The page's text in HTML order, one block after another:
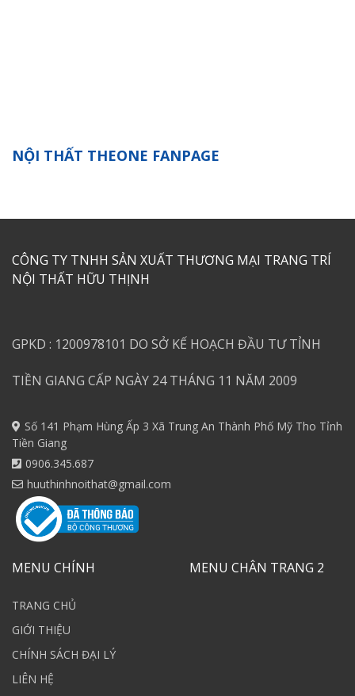
NỘI THẤT THEONE FANPAGE
CÔNG TY TNHH SẢN XUẤT THƯƠNG MẠI TRANG TRÍ
NỘI THẤT HỮU THỊNH
GPKD : 1200978101 DO SỞ KẾ HOẠCH ĐẦU TƯ TỈNH
TIỀN GIANG CẤP NGÀY 24 THÁNG 11 NĂM 2009
Số 141 Phạm Hùng Ấp 3 Xã Trung An Thành Phố Mỹ Tho Tỉnh
Tiền Giang
0906.345.687
huuthinhnoithat@gmail.com
MENU CHÍNH
TRANG CHỦ
GIỚI THIỆU
CHÍNH SÁCH ĐẠI LÝ
LIÊN HỆ
MENU CHÂN TRANG 2